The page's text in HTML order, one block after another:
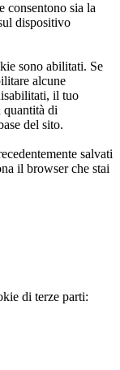
consentono sia la
dispositivo
sono abilitati. Se
alcune
il tuo
quantità di
del sito.
salvati
il browser che stai
di terze parti: